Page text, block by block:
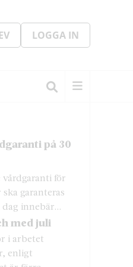
LOGGA IN
på 30
för
garanteras
innebär...
med juli
i arbetet
enligt